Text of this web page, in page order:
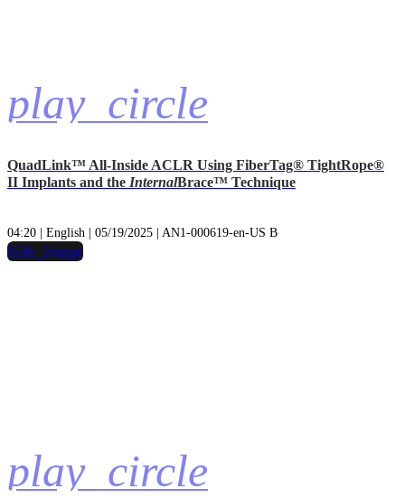
play_circle
QuadLink™ All-Inside ACLR Using FiberTag® TightRope®
II Implants and the InternalBrace™ Technique
04:20 | English | 05/19/2025 | AN1-000619-en-US B
play_circle
hide_image